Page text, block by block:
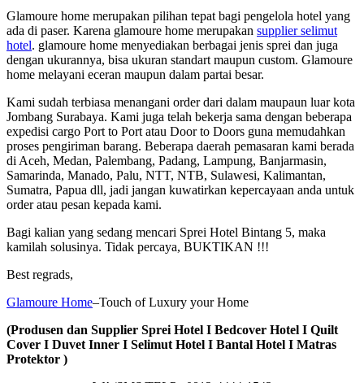
Glamoure home merupakan pilihan tepat bagi pengelola hotel yang
ada di paser. Karena glamoure home merupakan supplier selimut
hotel. glamoure home menyediakan berbagai jenis sprei dan juga
dengan ukurannya, bisa ukuran standart maupun custom. Glamoure
home melayani eceran maupun dalam partai besar.
Kami sudah terbiasa menangani order dari dalam maupaun luar kota
Jombang Surabaya. Kami juga telah bekerja sama dengan beberapa
expedisi cargo Port to Port atau Door to Doors guna memudahkan
proses pengiriman barang. Beberapa daerah pemasaran kami berada
di Aceh, Medan, Palembang, Padang, Lampung, Banjarmasin,
Samarinda, Manado, Palu, NTT, NTB, Sulawesi, Kalimantan,
Sumatra, Papua dll, jadi jangan kuwatirkan kepercayaan anda untuk
order atau pesan kepada kami.
Bagi kalian yang sedang mencari Sprei Hotel Bintang 5, maka
kamilah solusinya. Tidak percaya, BUKTIKAN !!!
Best regrads,
Glamoure Home–Touch of Luxury your Home
(Produsen dan Supplier Sprei Hotel I Bedcover Hotel I Quilt
Cover I Duvet Inner I Selimut Hotel I Bantal Hotel I Matras
Protektor )